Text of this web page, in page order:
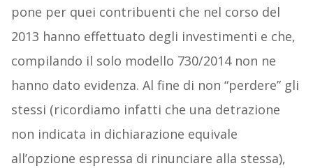
pone per quei contribuenti che nel corso del
2013 hanno effettuato degli investimenti e che,
compilando il solo modello 730/2014 non ne
hanno dato evidenza. Al fine di non “perdere” gli
stessi (ricordiamo infatti che una detrazione
non indicata in dichiarazione equivale
all’opzione espressa di rinunciare alla stessa),